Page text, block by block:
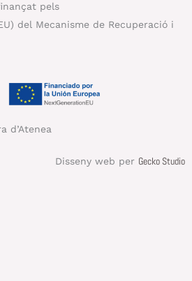
pels
del Mecanisme de Recuperació i
d’Atenea
Disseny web per Gecko Studio